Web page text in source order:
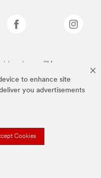
to enhance site
you advertisements
Cookies
van 3M.we